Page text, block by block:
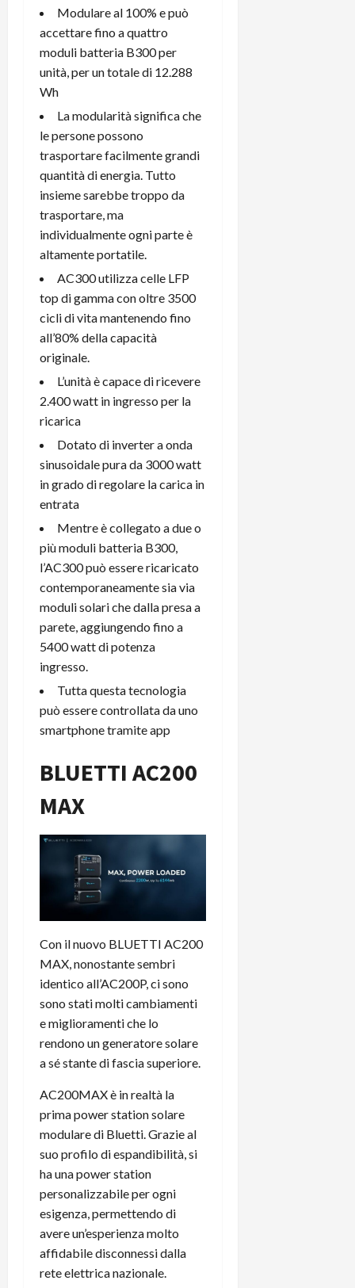
Modulare al 100% e può
accettare fino a quattro
moduli batteria B300 per
unità, per un totale di 12.288
Wh
La modularità significa che
le persone possono
trasportare facilmente grandi
quantità di energia. Tutto
insieme sarebbe troppo da
trasportare, ma
individualmente ogni parte è
altamente portatile.
AC300 utilizza celle LFP
top di gamma con oltre 3500
cicli di vita mantenendo fino
all’80% della capacità
originale.
L’unità è capace di ricevere
2.400 watt in ingresso per la
ricarica
Dotato di inverter a onda
sinusoidale pura da 3000 watt
in grado di regolare la carica in
entrata
Mentre è collegato a due o
più moduli batteria B300,
l’AC300 può essere ricaricato
contemporaneamente sia via
moduli solari che dalla presa a
parete, aggiungendo fino a
5400 watt di potenza
ingresso.
Tutta questa tecnologia
può essere controllata da uno
smartphone tramite app
BLUETTI AC200
MAX
Con il nuovo BLUETTI AC200
MAX, nonostante sembri
identico all’AC200P, ci sono
sono stati molti cambiamenti
e miglioramenti che lo
rendono un generatore solare
a sé stante di fascia superiore.
AC200MAX è in realtà la
prima power station solare
modulare di Bluetti. Grazie al
suo profilo di espandibilità, si
ha una power station
personalizzabile per ogni
esigenza, permettendo di
avere un’esperienza molto
affidabile disconnessi dalla
rete elettrica nazionale.